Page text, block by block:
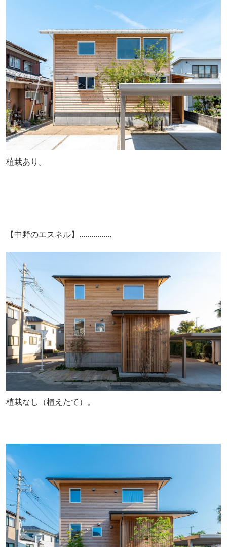
植栽あり。
【中野のエスネル】................
植栽なし（植えたて）。